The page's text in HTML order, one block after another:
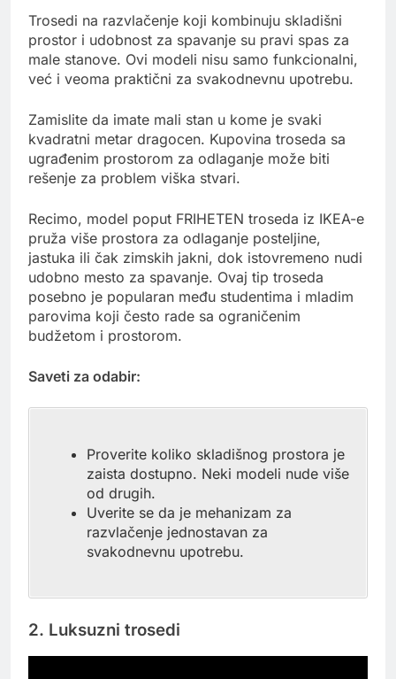
Trosedi na razvlačenje koji kombinuju skladišni
prostor i udobnost za spavanje su pravi spas za
male stanove. Ovi modeli nisu samo funkcionalni,
već i veoma praktični za svakodnevnu upotrebu.
Zamislite da imate mali stan u kome je svaki
kvadratni metar dragocen. Kupovina troseda sa
ugrađenim prostorom za odlaganje može biti
rešenje za problem viška stvari.
Recimo, model poput FRIHETEN troseda iz IKEA-e
pruža više prostora za odlaganje posteljine,
jastuka ili čak zimskih jakni, dok istovremeno nudi
udobno mesto za spavanje. Ovaj tip troseda
posebno je popularan među studentima i mladim
parovima koji često rade sa ograničenim
budžetom i prostorom.
Saveti za odabir:
Proverite koliko skladišnog prostora je
zaista dostupno. Neki modeli nude više
od drugih.
Uverite se da je mehanizam za
razvlačenje jednostavan za
svakodnevnu upotrebu.
2. Luksuzni trosedi